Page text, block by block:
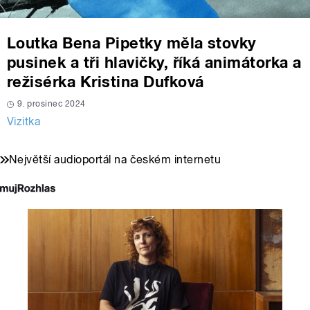
Loutka Bena Pipetky měla stovky
pusinek a tři hlavičky, říká animátorka a
režisérka Kristina Dufková
9. prosinec 2024
Vizitka
Největší audioportál na českém internetu